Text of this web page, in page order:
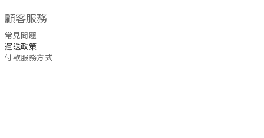
顧客服務
常見問題
運送政策
付款服務方式